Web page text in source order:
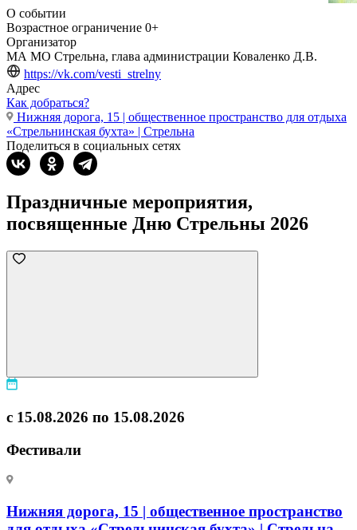
О событии
Возрастное ограничение 0+
Организатор
МА МО Стрельна, глава администрации Коваленко Д.В.
https://vk.com/vesti_strelny
Адрес
Как добраться?
Нижняя дорога, 15 | общественное пространство для отдыха
«Стрельнинская бухта» | Стрельна
Поделиться в социальных сетях
Праздничные мероприятия,
посвященные Дню Стрельны 2026
с 15.08.2026 по 15.08.2026
Фестивали
Нижняя дорога, 15 | общественное пространство